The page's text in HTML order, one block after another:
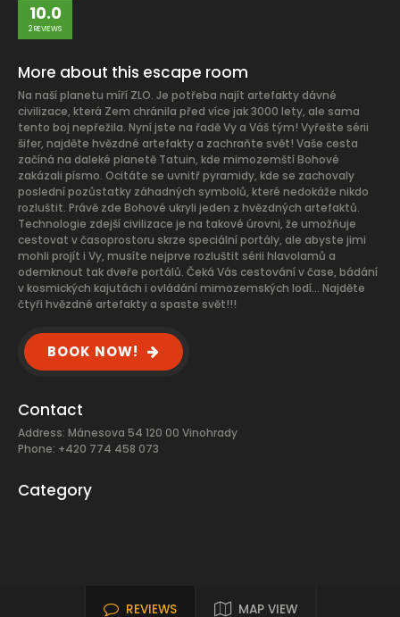
10.0
2 REVIEWS
More about this escape room
Na naší planetu míří ZLO. Je potřeba najít artefakty dávné
civilizace, která Zem chránila před více jak 3000 lety, ale sama
tento boj nepřežila. Nyní jste na řadě Vy a Váš tým! Vyřešte sérii
šifer, najděte hvězdné artefakty a zachraňte svět! Vaše cesta
začíná na daleké planetě Tatuin, kde mimozemští Bohové
zakázali písmo. Ocitáte se uvnitř pyramidy, kde se zachovaly
poslední pozůstatky záhadných symbolů, které nedokáže nikdo
rozluštit. Právě zde Bohové ukryli jeden z hvězdných artefaktů.
Technologie zdejší civilizace je na takové úrovni, že umožňuje
cestovat v časoprostoru skrze speciální portály, ale abyste jimi
mohli projít i Vy, musíte nejprve rozluštit sérii hlavolamů a
odemknout tak dveře portálů. Čeká Vás cestování v čase, bádání
v kosmických kajutách i ovládání mimozemských lodí… Najděte
čtyři hvězdné artefakty a spaste svět!!!
BOOK NOW!
Contact
Address: Mánesova 54 120 00 Vinohrady
Phone: +420 774 458 073
Category
REVIEWS MAP VIEW